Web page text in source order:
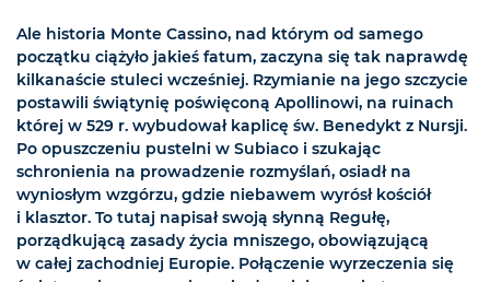
Ale historia Monte Cassino, nad którym od samego
początku ciążyło jakieś fatum, zaczyna się tak naprawdę
kilkanaście stuleci wcześniej. Rzymianie na jego szczycie
postawili świątynię poświęconą Apollinowi, na ruinach
której w 529 r. wybudował kaplicę św. Benedykt z Nursji.
Po opuszczeniu pustelni w Subiaco i szukając
schronienia na prowadzenie rozmyślań, osiadł na
wyniosłym wzgórzu, gdzie niebawem wyrósł kościół
i klasztor. To tutaj napisał swoją słynną Regułę,
porządkującą zasady życia mniszego, obowiązującą
w całej zachodniej Europie. Połączenie wyrzeczenia się